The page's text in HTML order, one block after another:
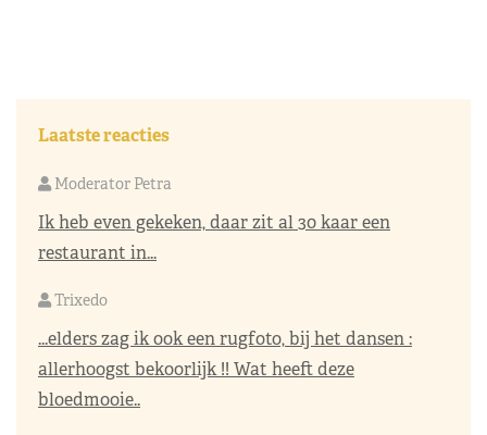
Laatste reacties
Moderator Petra
Ik heb even gekeken, daar zit al 30 kaar een
restaurant in...
Trixedo
...elders zag ik ook een rugfoto, bij het dansen :
allerhoogst bekoorlijk !! Wat heeft deze
bloedmooie..